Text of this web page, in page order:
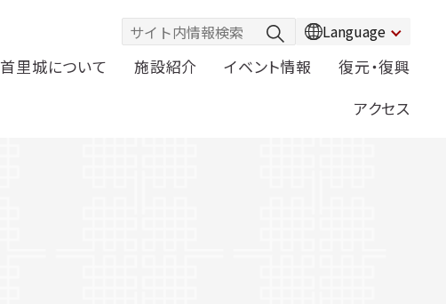
Language
首里城について 施設紹介 イベント情報
復元・復興
アクセス